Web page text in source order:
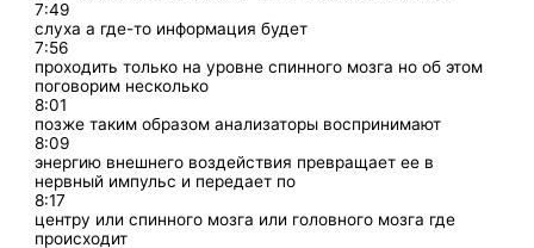
7:49
слуха а где-то информация будет
7:56
проходить только на уровне спинного мозга но об этом
поговорим несколько
8:01
позже таким образом анализаторы воспринимают
8:09
энергию внешнего воздействия превращает ее в
нервный импульс и передает по
8:17
центру или спинного мозга или головного мозга где
происходит